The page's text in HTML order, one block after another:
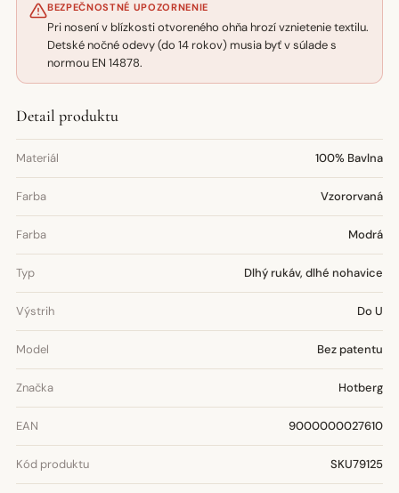
BEZPEČNOSTNÉ UPOZORNENIE
Pri nosení v blízkosti otvoreného ohňa hrozí vznietenie textilu.
Detské nočné odevy (do 14 rokov) musia byť v súlade s
normou EN 14878.
Detail produktu
Materiál 100% Bavlna
Farba Vzororvaná
Farba Modrá
Typ Dlhý rukáv, dlhé nohavice
Výstrih Do U
Model Bez patentu
Značka Hotberg
EAN 9000000027610
Kód produktu SKU79125